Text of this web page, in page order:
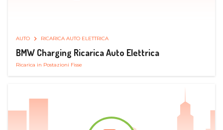
AUTO RICARICA AUTO ELETTRICA
BMW Charging Ricarica Auto Elettrica
Ricarica in Postazioni Fisse